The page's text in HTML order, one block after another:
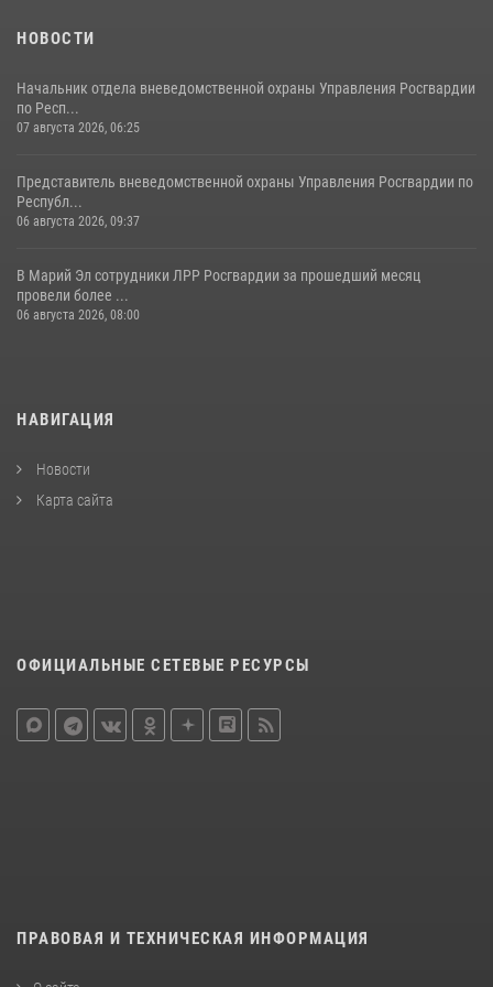
НОВОСТИ
Начальник отдела вневедомственной охраны Управления Росгвардии
по Респ...
07 августа 2026, 06:25
Представитель вневедомственной охраны Управления Росгвардии по
Республ...
06 августа 2026, 09:37
В Марий Эл сотрудники ЛРР Росгвардии за прошедший месяц
провели более ...
06 августа 2026, 08:00
НАВИГАЦИЯ
Новости
Карта сайта
ОФИЦИАЛЬНЫЕ СЕТЕВЫЕ РЕСУРСЫ
ПРАВОВАЯ И ТЕХНИЧЕСКАЯ ИНФОРМАЦИЯ